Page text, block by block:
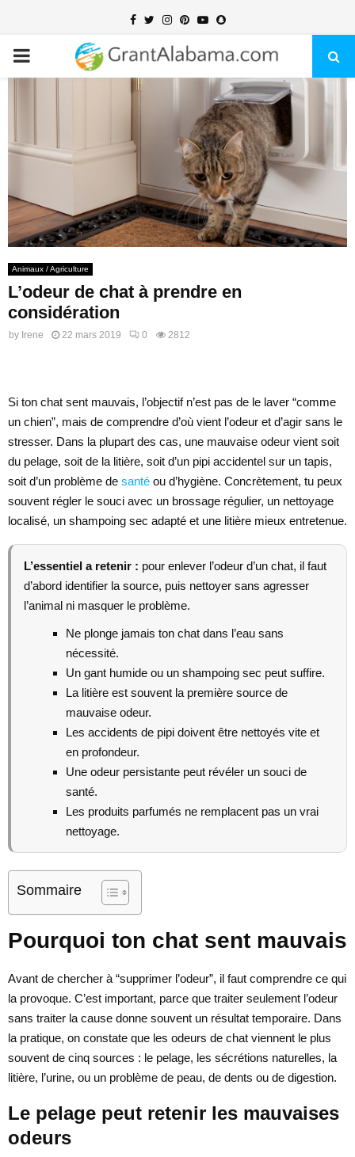
Facebook
TwitterInstagram
PinterestYoutubeSnapchat
PRIMARY
Animaux / Agriculture
L’odeur de chat à prendre en
considération
by Irene 22 mars 2019 0 2812
Si ton chat sent mauvais, l’objectif n’est pas de le laver “comme
un chien”, mais de comprendre d’où vient l’odeur et d’agir sans le
stresser. Dans la plupart des cas, une mauvaise odeur vient soit
du pelage, soit de la litière, soit d’un pipi accidentel sur un tapis,
soit d’un problème de santé ou d’hygiène. Concrètement, tu peux
souvent régler le souci avec un brossage régulier, un nettoyage
localisé, un shampoing sec adapté et une litière mieux entretenue.
L’essentiel a retenir : pour enlever l’odeur d’un chat, il faut
d’abord identifier la source, puis nettoyer sans agresser
l’animal ni masquer le problème.
Ne plonge jamais ton chat dans l’eau sans
nécessité.
Un gant humide ou un shampoing sec peut suffire.
La litière est souvent la première source de
mauvaise odeur.
Les accidents de pipi doivent être nettoyés vite et
en profondeur.
Une odeur persistante peut révéler un souci de
santé.
Les produits parfumés ne remplacent pas un vrai
nettoyage.
Sommaire
Pourquoi ton chat sent mauvais
Avant de chercher à “supprimer l’odeur”, il faut comprendre ce qui
la provoque. C’est important, parce que traiter seulement l’odeur
sans traiter la cause donne souvent un résultat temporaire. Dans
la pratique, on constate que les odeurs de chat viennent le plus
souvent de cinq sources : le pelage, les sécrétions naturelles, la
litière, l’urine, ou un problème de peau, de dents ou de digestion.
Le pelage peut retenir les mauvaises
odeurs